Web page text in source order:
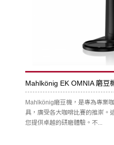
Mahlkönig EK OMNIA 磨豆
Mahlkönig磨豆機，是專為專業
具，廣受各大咖啡比賽的推崇。
您提供卓越的研磨體驗。不...